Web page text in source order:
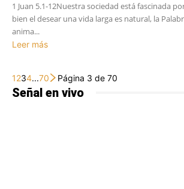
1 Juan 5.1-12Nuestra sociedad está fascinada
bien el desear una vida larga es natural, la
anima...
Leer más
1234...70 Página 3 de 70
Señal en vivo